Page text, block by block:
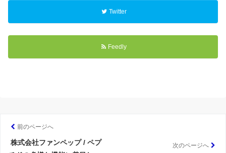
Twitter
Feedly
前のページへ
株式会社ファンペップ / ペプ
次のページへ